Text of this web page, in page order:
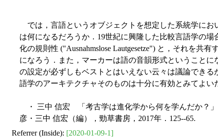
では，言語というオブジェクトを想定した系統学にお
は何になるだろうか．19世紀に興隆した比較言語学の
化の規則性 ("Ausnahmslose Lautgesetze") と，それを共
になろう．また，マーカーは語の音韻形式ということ
の設定が必ずしもベストとはいえない云々は議論でき
語学のアーキテクチャそのものは十分に有効とみてよい
・ 三中 信宏 「考古学は進化学から何を学んだか？
彦・三中 信宏（編），勁草書房，2017年．125--65.
Referrer (Inside): [2020-01-09-1]